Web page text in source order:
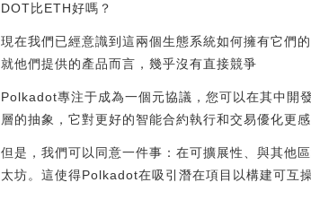
DOT比ETH好嗎？
現在我們已經意識到這兩個生態系統如何擁有它們
就他們提供的產品而言，幾乎沒有直接競爭
Polkadot專注于成為一個元協議，您可以在其中開
層的抽象，它對更好的智能合約執行和交易優化更
但是，我們可以同意一件事：在可擴展性、與其他
太坊。這使得Polkadot在吸引潛在項目以構建可互